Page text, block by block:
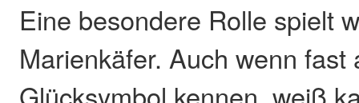
Eine besondere Rolle spielt
Marienkäfer. Auch wenn fast